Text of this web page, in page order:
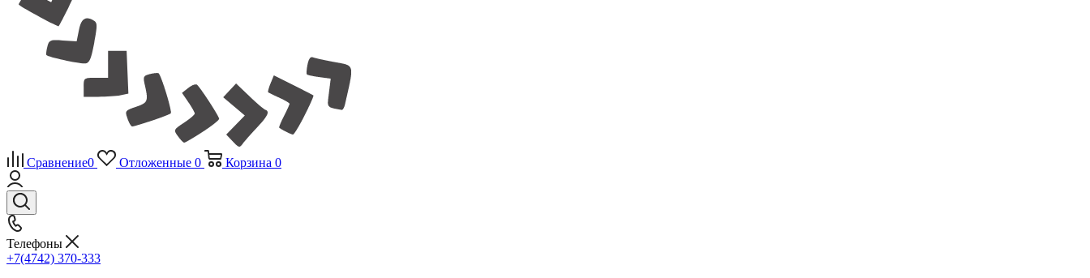
Сравнение0 Отложенные 0 Корзина 0
Телефоны
+7(4742) 370-333